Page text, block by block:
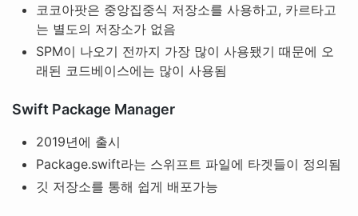
코코아팟은 중앙집중식 저장소를 사용하고, 카르타고
는 별도의 저장소가 없음
SPM이 나오기 전까지 가장 많이 사용됐기 때문에 오
래된 코드베이스에는 많이 사용됨
Swift Package Manager
2019년에 출시
Package.swift라는 스위프트 파일에 타겟들이 정의됨
깃 저장소를 통해 쉽게 배포가능